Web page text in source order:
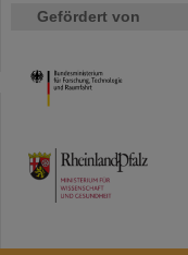
Gefördert von
HMWK
TMWWDG